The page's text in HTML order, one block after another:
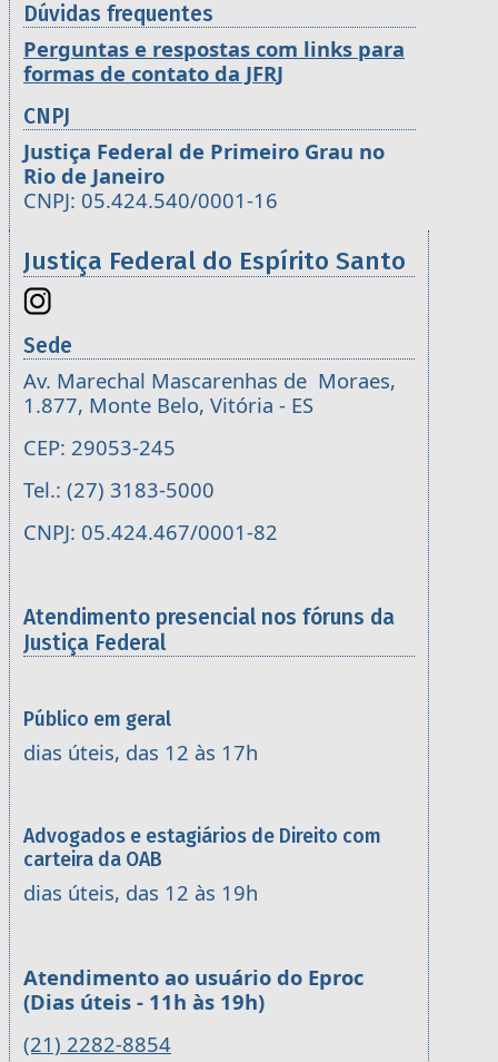
Dúvidas frequentes
Perguntas e respostas com links para
formas de contato da JFRJ
CNPJ
Justiça Federal de Primeiro Grau no
Rio de Janeiro
CNPJ: 05.424.540/0001-16
Justiça Federal do Espírito Santo
Sede
Av. Marechal Mascarenhas de Moraes,
1.877, Monte Belo, Vitória - ES
CEP: 29053-245
Tel.: (27) 3183-5000
CNPJ: 05.424.467/0001-82
Atendimento presencial nos fóruns da
Justiça Federal
Público em geral
dias úteis, das 12 às 17h
Advogados e estagiários de Direito com
carteira da OAB
dias úteis, das 12 às 19h
Atendimento ao usuário do Eproc
(Dias úteis - 11h às 19h)
(21) 2282-8854